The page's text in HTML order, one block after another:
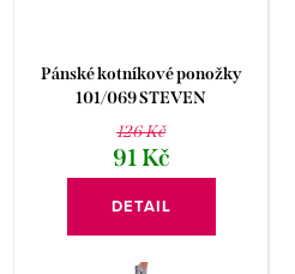
Pánské kotníkové ponožky
101/069 STEVEN
126 Kč
91 Kč
DETAIL